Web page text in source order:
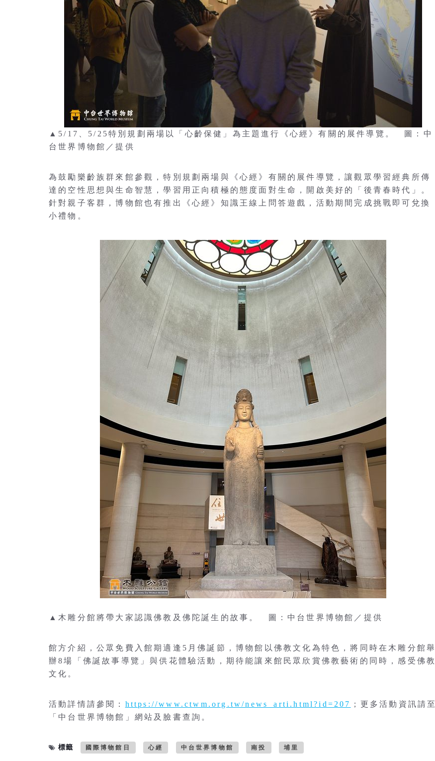
▲5/17、5/25特別規劃兩場以「心齡保健」為主題進行《心經》有關的展件導覽。 圖：中
台世界博物館／提供
為鼓勵樂齡族群來館參觀，特別規劃兩場與《心經》有關的展件導覽，讓觀眾學習經典所傳
達的空性思想與生命智慧，學習用正向積極的態度面對生命，開啟美好的「後青春時代」。
針對親子客群，博物館也有推出《心經》知識王線上問答遊戲，活動期間完成挑戰即可兌換
小禮物。
▲木雕分館將帶大家認識佛教及佛陀誕生的故事。 圖：中台世界博物館／提供
館方介紹，公眾免費入館期適逢5月佛誕節，博物館以佛教文化為特色，將同時在木雕分館舉
辦8場「佛誕故事導覽」與供花體驗活動，期待能讓來館民眾欣賞佛教藝術的同時，感受佛教
文化。
活動詳情請參閱： https://www.ctwm.org.tw/news_arti.html?id=207
；更多活動資訊請至
「中台世界博物館」網站及臉書查詢。
標籤 國際博物館日 心經 中台世界博物館 南投 埔里